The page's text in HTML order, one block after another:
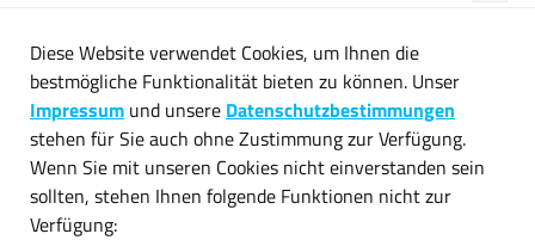
Original Canon Toner
6836A002 C-EXV 5 für...
2x Original Canon Toner
Diese Website verwendet Cookies, um Ihnen die
bestmögliche Funktionalität bieten zu können. Unser
Impressum und unsere Datenschutzbestimmungen
stehen für Sie auch ohne Zustimmung zur Verfügung.
Wenn Sie mit unseren Cookies nicht einverstanden sein
sollten, stehen Ihnen folgende Funktionen nicht zur
Verfügung: